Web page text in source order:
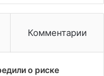
Комментарии
о риске